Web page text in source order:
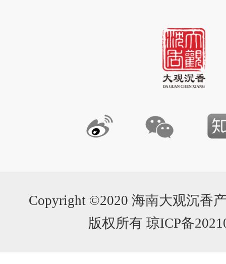
Copyright ©2020 海南大观沉香
版权所有 琼ICP备